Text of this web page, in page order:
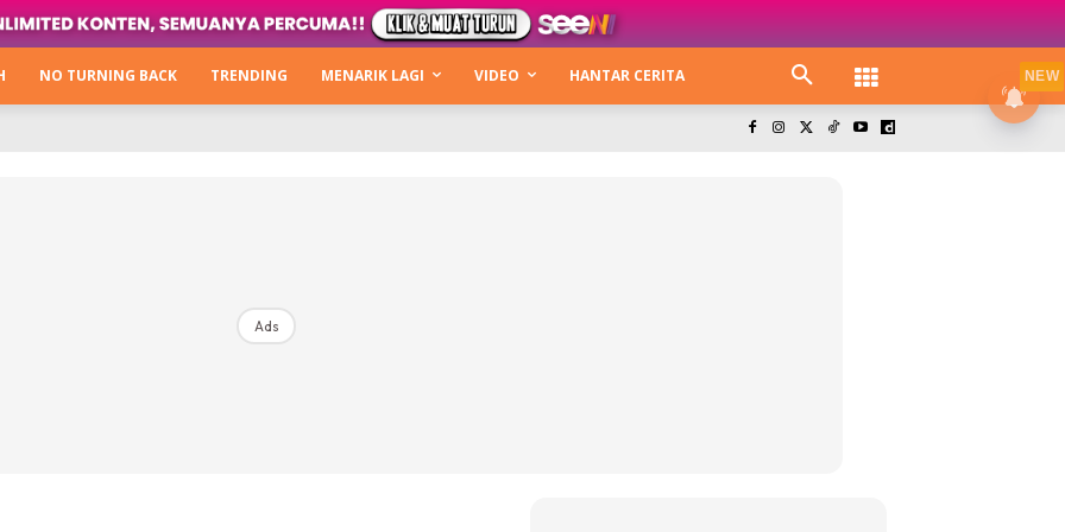
Hijabista
Next Level
NO TURNING BACK TRENDING MENARIK LAGI VIDEO HANTAR CERITA
Ads
NEW